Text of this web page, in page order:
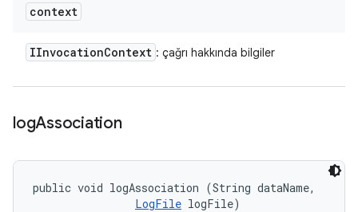
context
IInvocationContext : çağrı hakkında bilgiler
logAssociation
public void logAssociation (String dataName,
LogFile logFile)